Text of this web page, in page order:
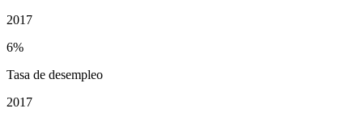
2017
6%
Tasa de desempleo
2017